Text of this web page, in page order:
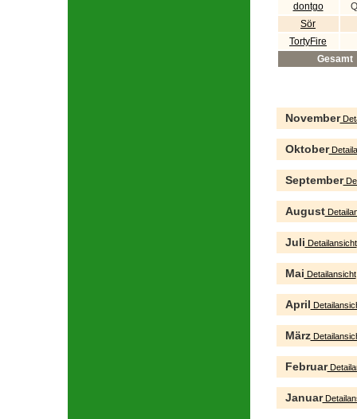
dontgo
Sör
TortyFire
Gesamt
November
Oktober
September
August
Juli Detailansicht
Mai Detailansicht
April
März
Februar
Januar